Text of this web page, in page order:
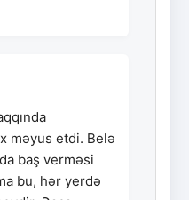
məyus etdi. Belə
baş verməsi
bu, hər yerdə